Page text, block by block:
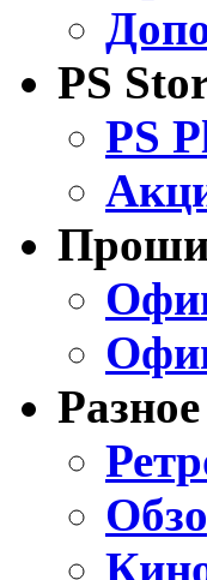
PS
PS
Разное